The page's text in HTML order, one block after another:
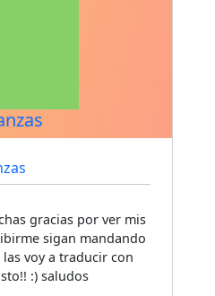
gracias por ver mis
sigan mandando
voy a traducir con
:) saludos